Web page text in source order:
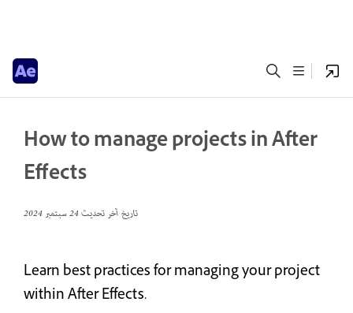
How to manage projects in After
Effects
تاريخ آخر تحديث24 سبتمبر 2024
Learn best practices for managing your project
within After Effects.